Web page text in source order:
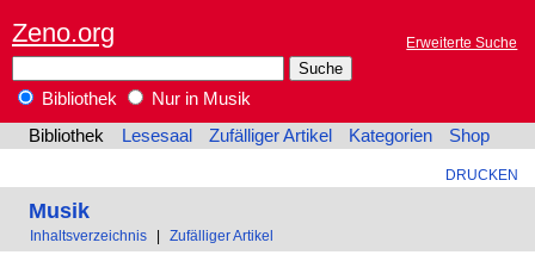
Zeno.org Erweiterte Suche
Bibliothek
Nur in Musik
Bibliothek
Lesesaal Zufälliger Artikel Kategorien Shop
DRUCKEN
Musik
Inhaltsverzeichnis Zufälliger Artikel